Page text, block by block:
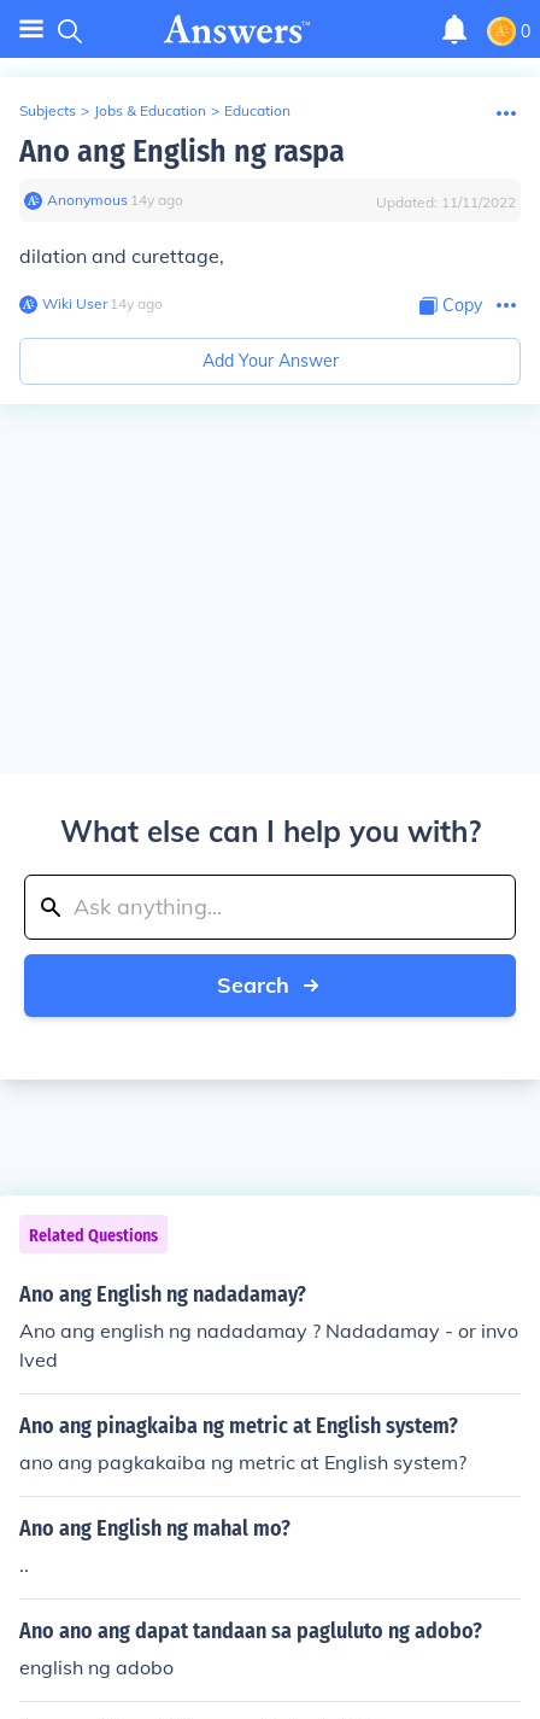
0
Subjects > Jobs & Education > Education
Ano ang English ng raspa
Anonymous∙ 14y ago Updated: 11/11/2022
dilation and curettage,
Wiki User∙14y ago Copy
Add Your Answer
What else can I help you with?
Search
Related Questions
Ano ang English ng nadadamay?
Ano ang english ng nadadamay ? Nadadamay - or invo
lved
Ano ang pinagkaiba ng metric at English system?
ano ang pagkakaiba ng metric at English system?
Ano ang English ng mahal mo?
..
Ano ano ang dapat tandaan sa pagluluto ng adobo?
english ng adobo